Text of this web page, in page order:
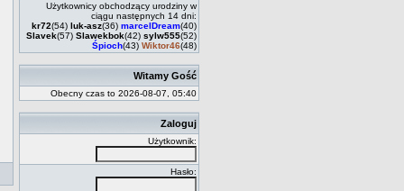
Użytkownicy obchodzący urodziny w
ciągu następnych 14 dni:
kr72(54) luk-asz(36) marcelDream(40)
Slavek(57) Slawekbok(42) sylw555(52)
Śpioch(43) Wiktor46(48)
Witamy Gość
Obecny czas to 2026-08-07, 05:40
Zaloguj
Użytkownik:
Hasło: